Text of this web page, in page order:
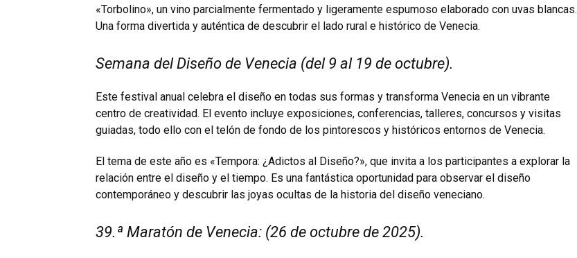
«Torbolino», un vino parcialmente fermentado y ligeramente espumoso elaborado con uvas blancas.
Una forma divertida y auténtica de descubrir el lado rural e histórico de Venecia.
Semana del Diseño de Venecia (del 9 al 19 de octubre).
Este festival anual celebra el diseño en todas sus formas y transforma Venecia en un vibrante
centro de creatividad. El evento incluye exposiciones, conferencias, talleres, concursos y visitas
guiadas, todo ello con el telón de fondo de los pintorescos y históricos entornos de Venecia.
El tema de este año es «Tempora: ¿Adictos al Diseño?», que invita a los participantes a explorar la
relación entre el diseño y el tiempo. Es una fantástica oportunidad para observar el diseño
contemporáneo y descubrir las joyas ocultas de la historia del diseño veneciano.
39.ª Maratón de Venecia: (26 de octubre de 2025).